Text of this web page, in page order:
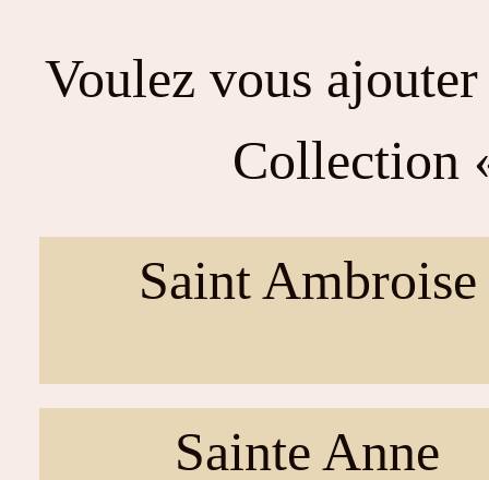
Voulez vous
Collection
Saint Ambroise
Sainte Anne